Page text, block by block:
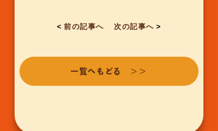
<前の記事へ 次の記事へ >
一覧へもどる ＞＞